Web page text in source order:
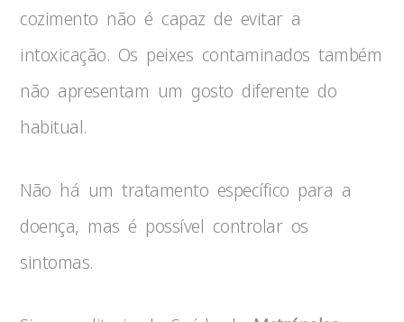
cozimento não é capaz de evitar a
intoxicação. Os peixes contaminados também
não apresentam um gosto diferente do
habitual.
Não há um tratamento específico para a
doença, mas é possível controlar os
sintomas.